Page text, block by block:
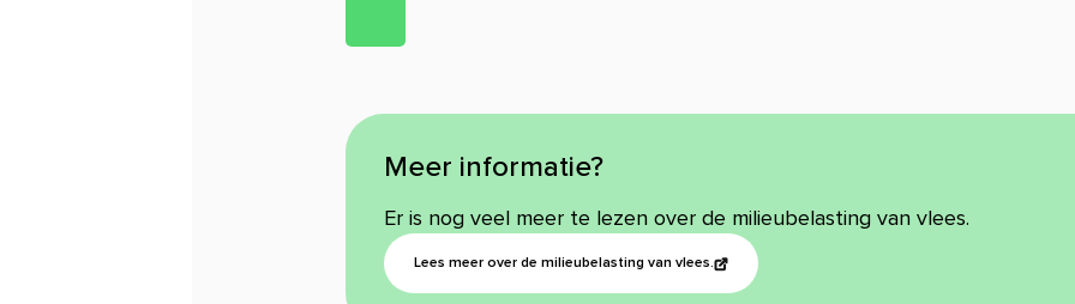
Meer informatie?
Er is nog veel meer te lezen over de milieubelasting van vlees.
Lees meer over de milieubelasting van vlees.